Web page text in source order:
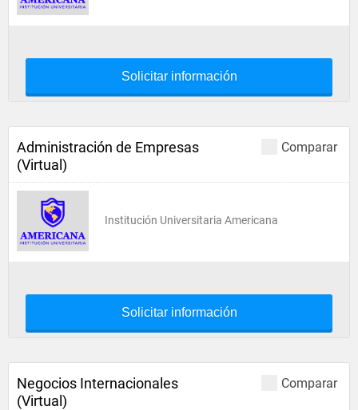
Solicitar información
Comparar
Administración de Empresas
(Virtual)
Institución Universitaria Americana
Solicitar información
Comparar
Negocios Internacionales
(Virtual)